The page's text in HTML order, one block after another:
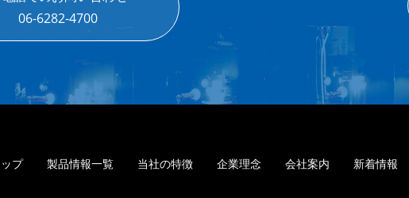
06-6282-4700
ップ 製品情報一覧 当社の特徴 企業理念 会社案内 新着情報